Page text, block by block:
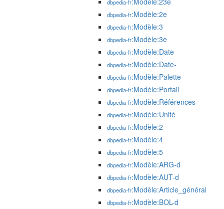
dbpedia-fr
dbpedia-fr:Modèle:2e
dbpedia-fr:Modèle:3
dbpedia-fr:Modèle:3e
dbpedia-fr:Modèle:Date
dbpedia-fr:Modèle:Date-
dbpedia-fr:Modèle:Palette
dbpedia-fr:Modèle:Portail
dbpedia-fr:Modèle:Références
dbpedia-fr:Modèle:Unité
dbpedia-fr:Modèle:2
dbpedia-fr:Modèle:4
dbpedia-fr:Modèle:5
dbpedia-fr:Modèle:ARG-d
dbpedia-fr:Modèle:AUT-d
dbpedia-fr:Modèle:Article_général
dbpedia-fr:Modèle:BOL-d